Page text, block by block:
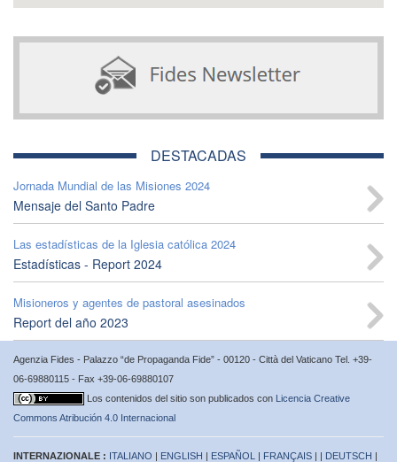
DESTACADAS
Jornada Mundial de las Misiones 2024
Mensaje del Santo Padre
Las estadísticas de la Iglesia católica 2024
Estadísticas - Report 2024
Misioneros y agentes de pastoral asesinados
Report del año 2023
Agenzia Fides - Palazzo “de Propaganda Fide” - 00120 - Città del Vaticano Tel. +39-
06-69880115 - Fax +39-06-69880107
Los contenidos del sitio son publicados con Licencia Creative
Commons Atribución 4.0 Internacional
INTERNAZIONALE : ITALIANO | ENGLISH | ESPAÑOL | FRANÇAIS | | DEUTSCH |